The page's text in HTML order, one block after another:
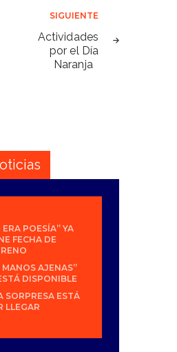
SIGUIENTE
Actividades
por el Día
Naranja
ERA POESÍA” YA
FECHA DE
MANOS AJENAS”
DISPONIBLE
SORPRESA ESTÁ
LLEGAR